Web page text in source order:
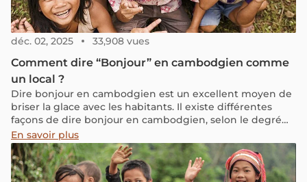
déc. 02, 2025 33,908 vues
Comment dire “Bonjour” en cambodgien comme
un local ?
Dire bonjour en cambodgien est un excellent moyen de
briser la glace avec les habitants. Il existe différentes
façons de dire bonjour en cambodgien, selon le degré
de formalité de la situation.
En savoir plus